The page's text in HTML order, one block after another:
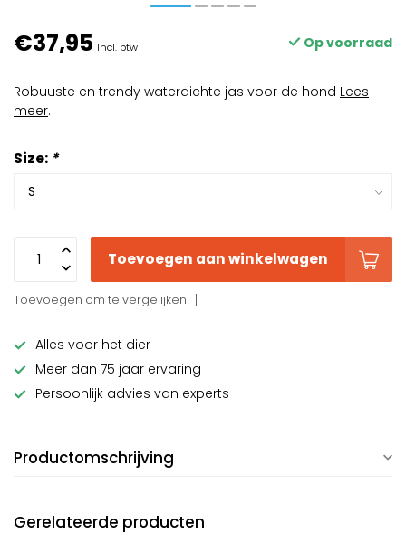
€37,95 Incl. btw Op voorraad
Robuuste en trendy waterdichte jas voor de hond Lees
meer.
Size: *
Toevoegen aan winkelwagen
Toevoegen om te vergelijken
Alles voor het dier
Meer dan 75 jaar ervaring
Persoonlijk advies van experts
Productomschrijving
Gerelateerde producten